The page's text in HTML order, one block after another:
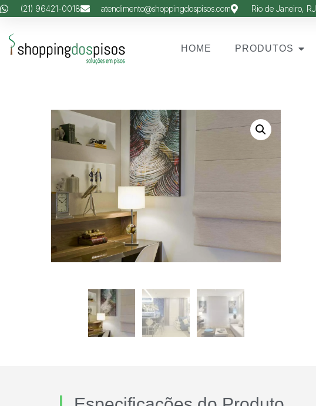
(21) 96421-0018 atendimento@shoppingdospisos.com Rio de Janeiro, RJ
HOME PRODUTOS